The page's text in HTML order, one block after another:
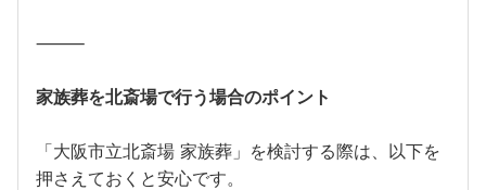
⸻
家族葬を北斎場で行う場合のポイント
「大阪市立北斎場 家族葬」を検討する際は、以下を
押さえておくと安心です。